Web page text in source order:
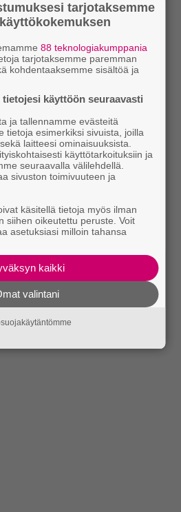
tarjotaksemme
88 teknologiakumppania
tarjotaksemme paremman
kohdentaaksemme sisältöä ja
käyttöön seuraavasti
ja tallennamme evästeitä
tietoja esimerkiksi sivuista, joilla
laitteesi ominaisuuksista.
käyttötarkoituksiin ja
seuraavalla välilehdellä.
sivuston toimivuuteen ja
käsitellä tietoja myös ilman
siihen oikeutettu peruste. Voit
asetuksiasi milloin tahansa
kaikki
valintani